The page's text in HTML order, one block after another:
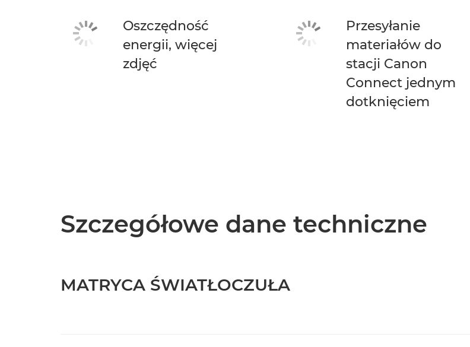
Oszczędność
energii, więcej
zdjęć
Przesyłanie
materiałów do
stacji Canon
Connect jednym
dotknięciem
Szczegółowe dane techniczne
MATRYCA ŚWIATŁOCZUŁA